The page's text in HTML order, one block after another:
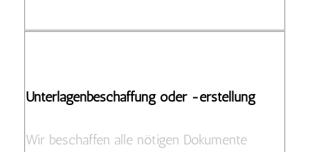
Unterlagenbeschaffung oder -erstellung
Wir beschaffen alle nötigen Dokumente